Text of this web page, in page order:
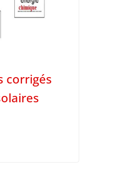
corrigés